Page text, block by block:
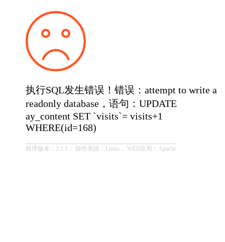
执行SQL发生错误！错误：attempt to write a
readonly database，语句：UPDATE
ay_content SET `visits`= visits+1
WHERE(id=168)
程序版本：2.1.1， 操作系统：Linux， WEB应用：Apache